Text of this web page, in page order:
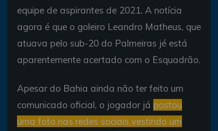
equipe de aspirantes de 2021. A notícia
agora é que o goleiro Leandro Matheus, que
atuava pelo sub-20 do Palmeiras jé está
aparentemente acertado com o Esquadrão.
Apesar do Bahia ainda não ter feito um
comunicado oficial, o jogador já postou
uma foto nas redes sociais vestindo um